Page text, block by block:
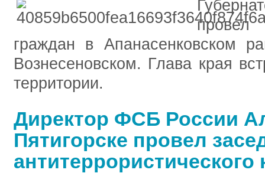
граждан в Апанасенковском
Вознесеновском. Глава края
территории.
Директор ФСБ России
Пятигорске провел
антитеррористического